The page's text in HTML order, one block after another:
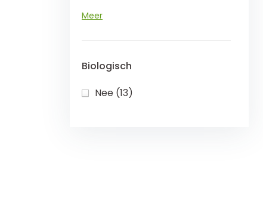
Meer
Biologisch
Nee (13)